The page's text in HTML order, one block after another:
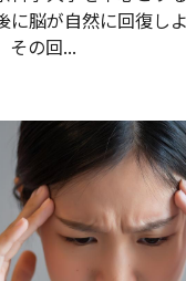
に脳が自然に回復し
その回...